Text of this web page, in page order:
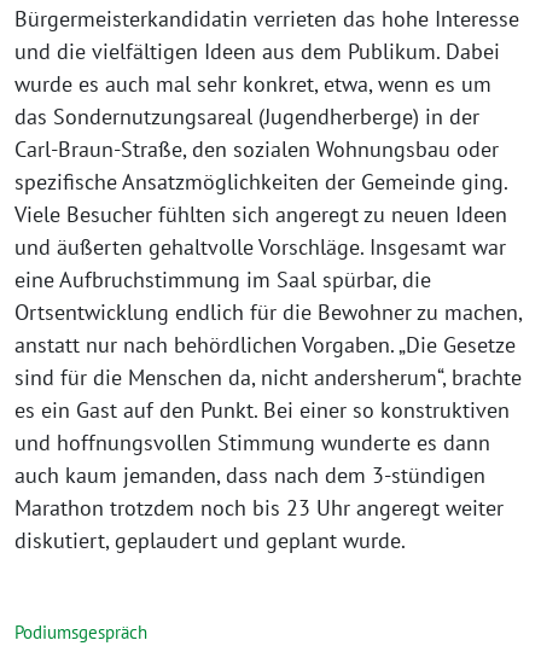
Bürgermeisterkandidatin verrieten das hohe Interesse
und die vielfältigen Ideen aus dem Publikum. Dabei
wurde es auch mal sehr konkret, etwa, wenn es um
das Sondernutzungsareal (Jugendherberge) in der
Carl-Braun-Straße, den sozialen Wohnungsbau oder
spezifische Ansatzmöglichkeiten der Gemeinde ging.
Viele Besucher fühlten sich angeregt zu neuen Ideen
und äußerten gehaltvolle Vorschläge. Insgesamt war
eine Aufbruchstimmung im Saal spürbar, die
Ortsentwicklung endlich für die Bewohner zu machen,
anstatt nur nach behördlichen Vorgaben. „Die Gesetze
sind für die Menschen da, nicht andersherum“, brachte
es ein Gast auf den Punkt. Bei einer so konstruktiven
und hoffnungsvollen Stimmung wunderte es dann
auch kaum jemanden, dass nach dem 3-stündigen
Marathon trotzdem noch bis 23 Uhr angeregt weiter
diskutiert, geplaudert und geplant wurde.
Podiumsgespräch